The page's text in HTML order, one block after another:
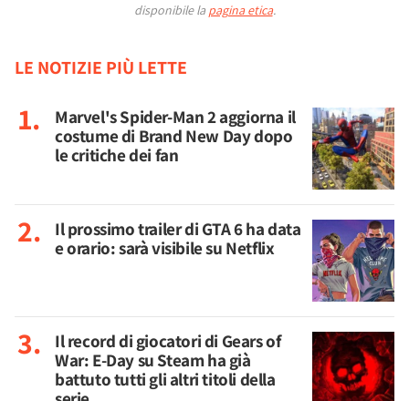
disponibile la pagina etica.
LE NOTIZIE PIÙ LETTE
Marvel's Spider-Man 2 aggiorna il
costume di Brand New Day dopo
le critiche dei fan
Il prossimo trailer di GTA 6 ha data
e orario: sarà visibile su Netflix
Il record di giocatori di Gears of
War: E-Day su Steam ha già
battuto tutti gli altri titoli della